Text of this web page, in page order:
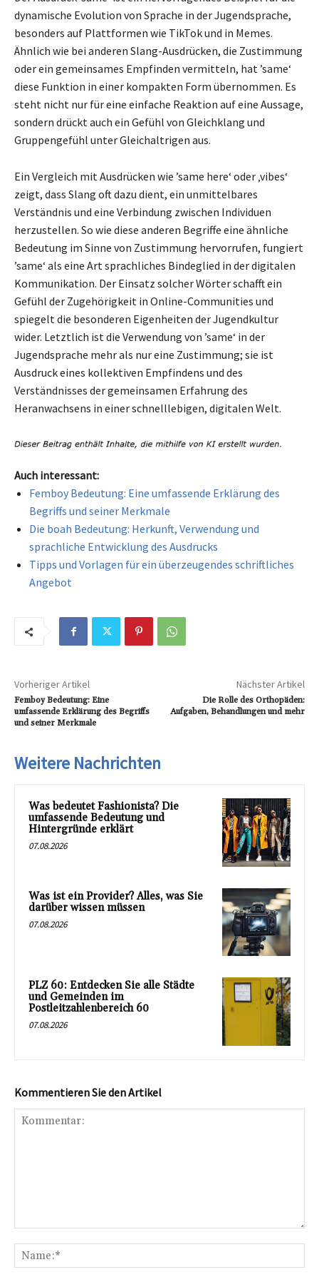
dynamische Evolution von Sprache in der Jugendsprache,
besonders auf Plattformen wie TikTok und in Memes.
Ähnlich wie bei anderen Slang-Ausdrücken, die Zustimmung
oder ein gemeinsames Empfinden vermitteln, hat ’same‘
diese Funktion in einer kompakten Form übernommen. Es
steht nicht nur für eine einfache Reaktion auf eine Aussage,
sondern drückt auch ein Gefühl von Gleichklang und
Gruppengefühl unter Gleichaltrigen aus.
Ein Vergleich mit Ausdrücken wie ’same here‘ oder ‚vibes‘
zeigt, dass Slang oft dazu dient, ein unmittelbares
Verständnis und eine Verbindung zwischen Individuen
herzustellen. So wie diese anderen Begriffe eine ähnliche
Bedeutung im Sinne von Zustimmung hervorrufen, fungiert
’same‘ als eine Art sprachliches Bindeglied in der digitalen
Kommunikation. Der Einsatz solcher Wörter schafft ein
Gefühl der Zugehörigkeit in Online-Communities und
spiegelt die besonderen Eigenheiten der Jugendkultur
wider. Letztlich ist die Verwendung von ’same‘ in der
Jugendsprache mehr als nur eine Zustimmung; sie ist
Ausdruck eines kollektiven Empfindens und des
Verständnisses der gemeinsamen Erfahrung des
Heranwachsens in einer schnelllebigen, digitalen Welt.
Auch interessant:
Femboy Bedeutung: Eine umfassende Erklärung des
Begriffs und seiner Merkmale
Die boah Bedeutung: Herkunft, Verwendung und
sprachliche Entwicklung des Ausdrucks
Tipps und Vorlagen für ein überzeugendes schriftliches
Angebot
Vorheriger Artikel
Femboy Bedeutung: Eine
umfassende Erklärung des Begriffs
und seiner Merkmale
Nächster Artikel
Die Rolle des Orthopäden:
Aufgaben, Behandlungen und mehr
Weitere Nachrichten
Was bedeutet Fashionista? Die
umfassende Bedeutung und
Hintergründe erklärt
07.08.2026
Was ist ein Provider? Alles, was Sie
darüber wissen müssen
07.08.2026
PLZ 60: Entdecken Sie alle Städte
und Gemeinden im
Postleitzahlenbereich 60
07.08.2026
Kommentieren Sie den Artikel